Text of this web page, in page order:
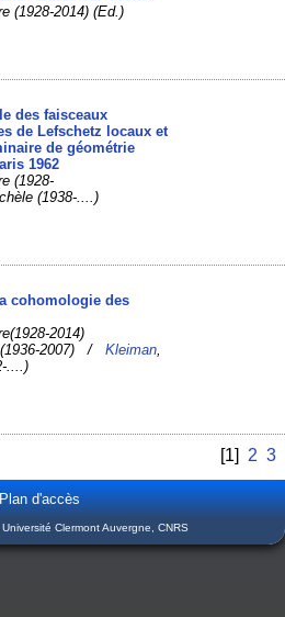
(1928-2014) (Ed.)
des faisceaux
de Lefschetz locaux et
de géométrie
1962
(1928-
(1938-....)
cohomologie des
2014)
(1936-2007) /Kleiman
....)
[1] 2 3
Plan d'accès
Clermont Auvergne, CNRS